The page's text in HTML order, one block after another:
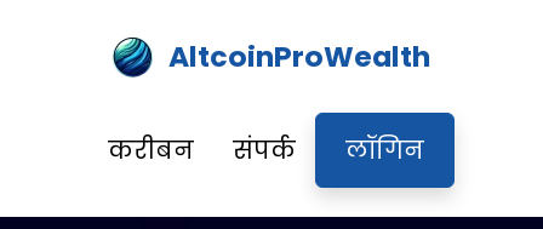
AltcoinProWealth
करीबन संपर्क लॉगिन